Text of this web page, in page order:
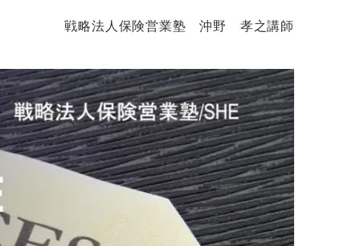
戦略法人保険営業塾 沖野 孝之講師